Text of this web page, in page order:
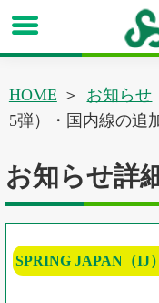
HOME お知らせ
5弾）・国内線の追
お知らせ詳
SPRING JAPAN（IJ